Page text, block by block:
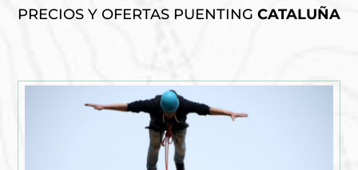
PRECIOS Y OFERTAS PUENTING CATALUÑA